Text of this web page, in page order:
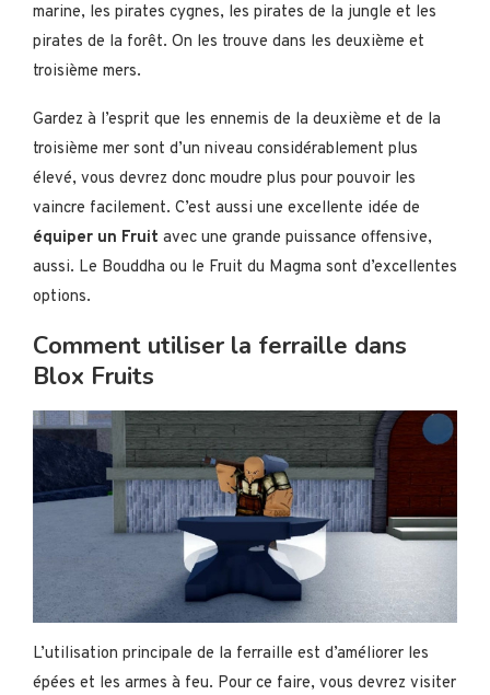
marine, les pirates cygnes, les pirates de la jungle et les
pirates de la forêt. On les trouve dans les deuxième et
troisième mers.
Gardez à l’esprit que les ennemis de la deuxième et de la
troisième mer sont d’un niveau considérablement plus
élevé, vous devrez donc moudre plus pour pouvoir les
vaincre facilement. C’est aussi une excellente idée de
équiper un Fruit avec une grande puissance offensive,
aussi. Le Bouddha ou le Fruit du Magma sont d’excellentes
options.
Comment utiliser la ferraille dans
Blox Fruits
L’utilisation principale de la ferraille est d’améliorer les
épées et les armes à feu. Pour ce faire, vous devrez visiter